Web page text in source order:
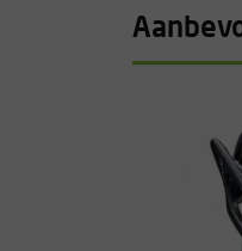
Het leukste